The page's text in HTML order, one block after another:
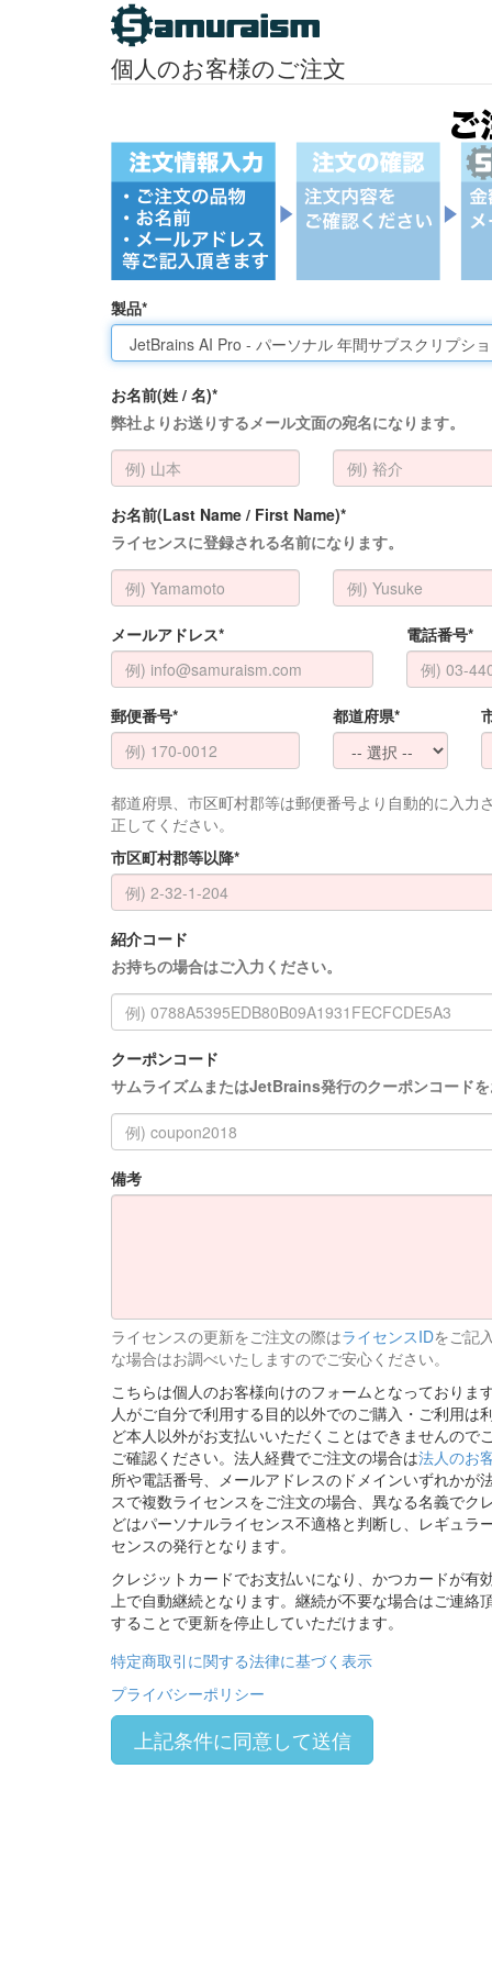
個人のお客様のご注文
製品*
お名前(姓 / 名)*
弊社よりお送りするメール文面の宛名になります。
お名前(Last Name / First Name)*
ライセンスに登録される名前になります。
メールアドレス* 電話番号*
郵便番号* 都道府県*
都道府県、市区町村郡等は郵便番号より自動的に入力
正してください。
市区町村郡等以降*
紹介コード
お持ちの場合はご入力ください。
クーポンコード
サムライズムまたはJetBrains発行のクーポンコード
備考
ライセンスの更新をご注文の際はライセンスIDをご記
な場合はお調べいたしますのでご安心ください。
こちらは個人のお客様向けのフォームとなっており
人がご自分で利用する目的以外でのご購入・ご利用
ど本人以外がお支払いいただくことはできませんので
ご確認ください。法人経費でご注文の場合は法人のお
所や電話番号、メールアドレスのドメインいずれかが
スで複数ライセンスをご注文の場合、異なる名義でク
どはパーソナルライセンス不適格と判断し、レギュ
センスの発行となります。
クレジットカードでお支払いになり、かつカードが有
上で自動継続となります。継続が不要な場合はご連絡
することで更新を停止していただけます。
特定商取引に関する法律に基づく表示
プライバシーポリシー
上記条件に同意して送信